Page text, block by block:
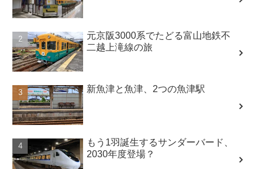
元京阪3000系でたどる富山地鉄不
二越上滝線の旅
新魚津と魚津、2つの魚津駅
もう1羽誕生するサンダーバード、
2030年度登場？